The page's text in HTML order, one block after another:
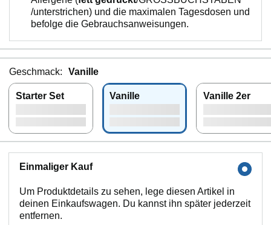
/unterstrichen) und die maximalen Tagesdosen und
befolge die Gebrauchsanweisungen.
Geschmack: Vanille
Starter Set Vanille Vanille 2er
Einmaliger Kauf
Um Produktdetails zu sehen, lege diesen Artikel in
deinen Einkaufswagen. Du kannst ihn später jederzeit
entfernen.